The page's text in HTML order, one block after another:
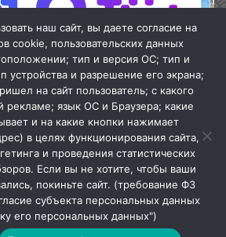
клубная система» © 2026
наш сайт, вы даете согласие на
cookie, пользовательских данных
тип и версия ОС; тип и
устройства и разрешение его экрана;
на сайт пользователь; с какого
рекламе; язык ОС и Браузера; какие
и на какие кнопки нажимает
в целях функционирования сайта,
и проведения статистических
Если вы не хотите, чтобы ваши
покиньте сайт. (требование ФЗ
субъекта персональных данных
его персональных данных")